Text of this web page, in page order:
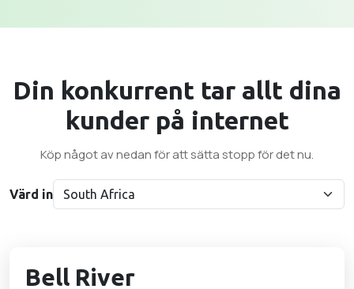
Din konkurrent tar allt dina
kunderpå internet
Köp något av nedan för att sätta stopp för det nu.
Värd in
Bell River